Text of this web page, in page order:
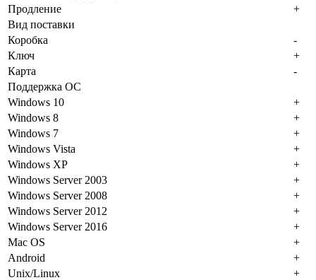
Продление
+
Вид поставки
Коробка
-
Ключ
+
Карта
-
Поддержка ОС
Windows 10
+
Windows 8
+
Windows 7
+
Windows Vista
+
Windows XP
+
Windows Server 2003
+
Windows Server 2008
+
Windows Server 2012
+
Windows Server 2016
+
Mac OS
+
Android
+
Unix/Linux
+